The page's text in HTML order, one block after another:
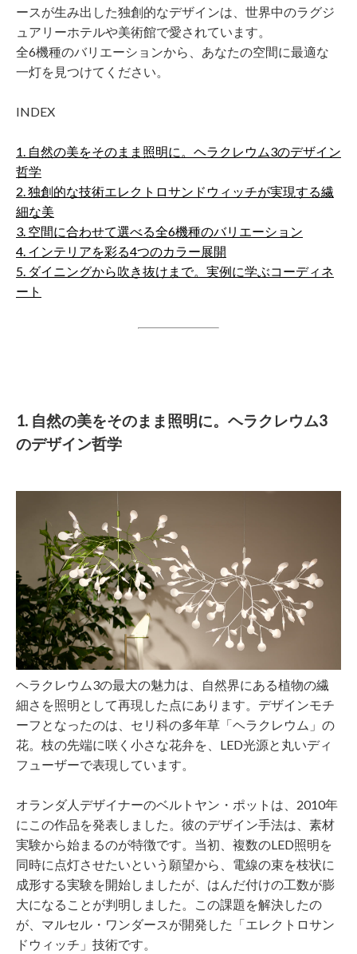
ースが生み出した独創的なデザインは、世界中のラグジ
ュアリーホテルや美術館で愛されています。
全6機種のバリエーションから、あなたの空間に最適な
一灯を見つけてください。
INDEX
1. 自然の美をそのまま照明に。ヘラクレウム3のデザイン
哲学
2. 独創的な技術エレクトロサンドウィッチが実現する繊
細な美
3. 空間に合わせて選べる全6機種のバリエーション
4. インテリアを彩る4つのカラー展開
5. ダイニングから吹き抜けまで。実例に学ぶコーディネ
ート
1. 自然の美をそのまま照明に。ヘラクレウム3
のデザイン哲学
ヘラクレウム3の最大の魅力は、自然界にある植物の繊
細さを照明として再現した点にあります。デザインモチ
ーフとなったのは、セリ科の多年草「ヘラクレウム」の
花。枝の先端に咲く小さな花弁を、LED光源と丸いディ
フューザーで表現しています。
オランダ人デザイナーのベルトヤン・ポットは、2010年
にこの作品を発表しました。彼のデザイン手法は、素材
実験から始まるのが特徴です。当初、複数のLED照明を
同時に点灯させたいという願望から、電線の束を枝状に
成形する実験を開始しましたが、はんだ付けの工数が膨
大になることが判明しました。この課題を解決したの
が、マルセル・ワンダースが開発した「エレクトロサン
ドウィッチ」技術です。